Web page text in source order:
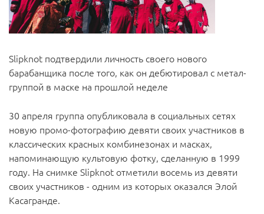
Slipknot подтвердили личность своего нового
барабанщика после того, как он дебютировал с метал-
группой в маске на прошлой неделе
30 апреля группа опубликовала в социальных сетях
новую промо-фотографию девяти своих участников в
классических красных комбинезонах и масках,
напоминающую культовую фотку, сделанную в 1999
году. На снимке Slipknot отметили восемь из девяти
своих участников - одним из которых оказался Элой
Касагранде.